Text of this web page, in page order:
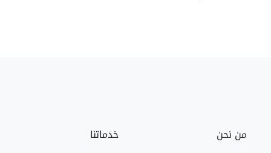
من نحن
خدماتنا